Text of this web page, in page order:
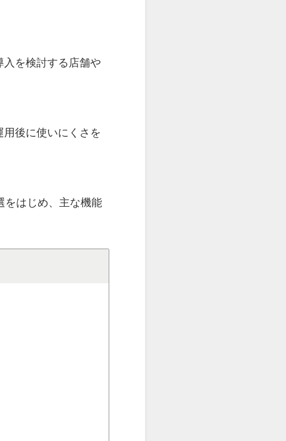
を検討する店舗や
後に使いにくさを
をはじめ、主な機能